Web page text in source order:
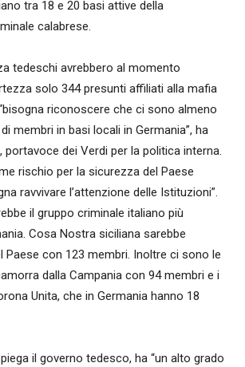
tra 18 e 20 basi attive della
calabrese.
tedeschi avrebbero al momento
solo 344 presunti affiliati alla mafia
riconoscere che ci sono almeno
membri in basi locali in Germania”, ha
portavoce dei Verdi per la politica interna.
rischio per la sicurezza del Paese
ravvivare l’attenzione delle Istituzioni”.
il gruppo criminale italiano più
Cosa Nostra siciliana sarebbe
Paese con 123 membri. Inoltre ci sono le
dalla Campania con 94 membri e i
Unita, che in Germania hanno 18
il governo tedesco, ha “un alto grado